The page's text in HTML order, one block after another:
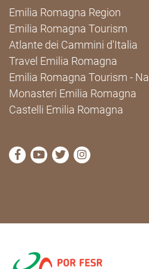
Emilia Romagna Region
Emilia Romagna Tourism
Atlante dei Cammini d'Italia
Travel Emilia Romagna
Emilia Romagna Tourism -
Monasteri Emilia Romagna
Castelli Emilia Romagna
visit Cammini Emilia-
visit Cammini Emilia-
visit Cammini
visit